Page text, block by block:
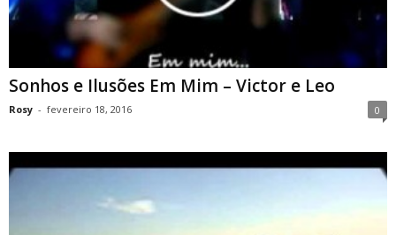
Sonhos e Ilusões Em Mim – Victor e Leo
Rosy - fevereiro 18, 2016 0